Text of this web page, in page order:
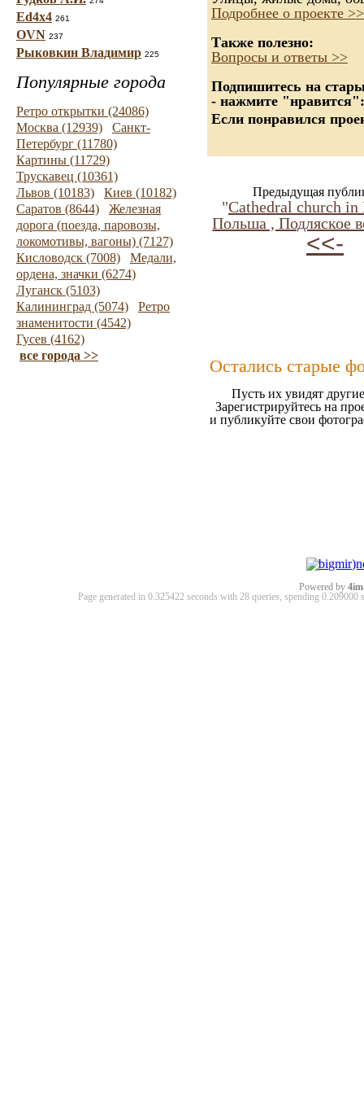
Ed4x4 261
OVN 237
Рыковкин Владимир 225
Популярные города
Ретро открытки (24086)
Москва (12939)
Санкт-
Петербург (11780)
Картины (11729)
Трускавец (10361)
Львов (10183)
Киев (10182)
Саратов (8644)
Железная
дорога (поезда, паровозы,
локомотивы, вагоны) (7127)
Кисловодск (7008)
Медали,
ордена, значки (6274)
Луганск (5103)
Калининград (5074)
Ретро
знаменитости (4542)
Гусев (4162)
все города >>
Подробнее о проекте >>
Также полезно:
Вопросы и ответы >>
Подпишитесь на
- нажмите "нравится":
Если понравился
Предыдущая
"Cathedral сhurch in
Польша , Подляское
<<-
Остались старые
Пусть их увидят
Зарегистрируйтесь на
и публикуйте свои
Powered by
Page generated in 0.325422 seconds with 28 queries, spending